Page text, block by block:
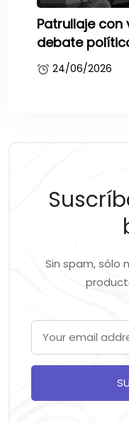
Patrullaje
debate
24/06/2026
Sin spam, sólo